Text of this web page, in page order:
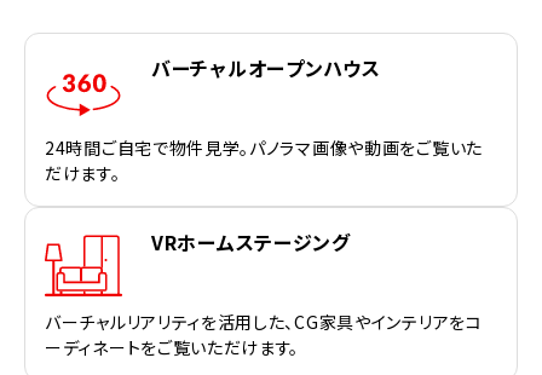
バーチャルオープンハウス
24時間ご自宅で物件見学。パノラマ画像や動画をご覧いた
だけます。
VRホームステージング
バーチャルリアリティを活用した、CG家具やインテリアをコ
ーディネートをご覧いただけます。